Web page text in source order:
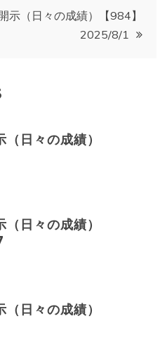
示（日々の成績）【984】
2025/8/1
日々の成績）
日々の成績）
日々の成績）